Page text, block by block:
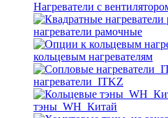
Нагреватели с
нагреватели рамочные
кольцевым нагревателям
нагреватели_ITKZ
тэны_WH_Китай